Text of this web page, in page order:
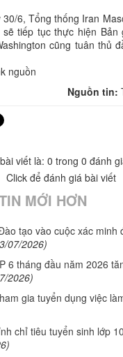
6, Tổng thống Iran
sẽ tiếp tục thực hiện Bản
cũng tuân thủ
nguồn
Nguồn tin:
viết là: 0 trong 0 đánh
Click để đánh giá bài viết
MỚI HƠN
tạo vào cuộc xác minh
07/2026)
6 tháng đầu năm 2026
2026)
gia tuyển dụng việc
chỉ tiêu tuyển sinh lớp